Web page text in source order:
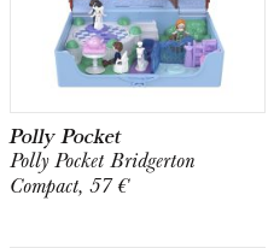
Polly Pocket
Polly Pocket Bridgerton
Compact, 57 €